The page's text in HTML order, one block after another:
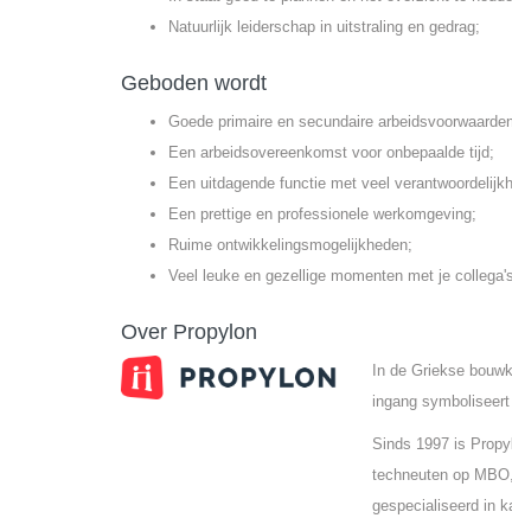
Natuurlijk leiderschap in uitstraling en gedrag;
Geboden wordt
Goede primaire en secundaire
Een arbeidsovereenkomst voor onbepaalde tijd;
Een uitdagende functie met veel
Een prettige en professionele werkomgeving;
Ruime ontwikkelingsmogelijkheden;
Veel leuke en gezellige momenten met je
Over Propylon
In de Griekse
ingang
Sinds 1997 is
techneuten op
gespecialiseerd in